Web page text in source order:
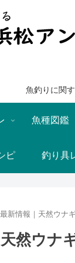
魚釣りに関
魚種図鑑
ピ 釣り具
新情報｜天然ウナ
然ウナ